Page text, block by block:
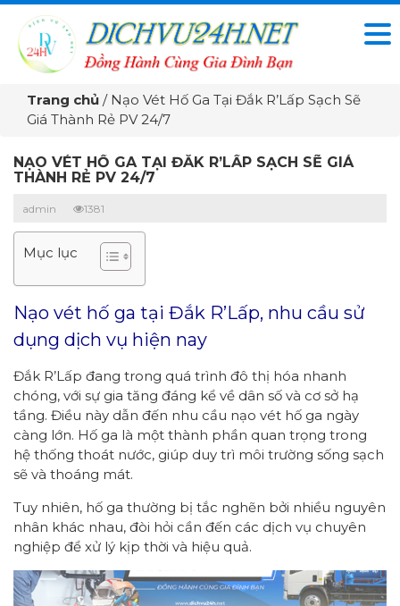
Trang chủ / Nạo Vét Hố Ga Tại Đắk R’Lấp Sạch Sẽ
Giá Thành Rẻ PV 24/7
NẠO VÉT HỐ GA TẠI ĐẮK R’LẤP SẠCH SẼ GIÁ
THÀNH RẺ PV 24/7
admin 1381
Mục lục
Nạo vét hố ga tại Đắk R’Lấp, nhu cầu sử
dụng dịch vụ hiện nay
Đắk R’Lấp đang trong quá trình đô thị hóa nhanh
chóng, với sự gia tăng đáng kể về dân số và cơ sở hạ
tầng. Điều này dẫn đến nhu cầu nạo vét hố ga ngày
càng lớn. Hố ga là một thành phần quan trọng trong
hệ thống thoát nước, giúp duy trì môi trường sống sạch
sẽ và thoáng mát.
Tuy nhiên, hố ga thường bị tắc nghẽn bởi nhiều nguyên
nhân khác nhau, đòi hỏi cần đến các dịch vụ chuyên
nghiệp để xử lý kịp thời và hiệu quả.